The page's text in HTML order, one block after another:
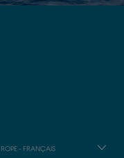
- FRANÇAIS